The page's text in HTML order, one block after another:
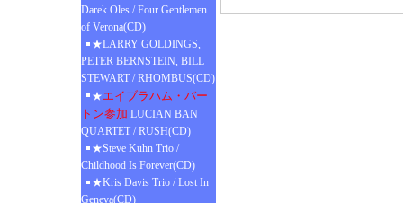
Darek Oles / Four Gentlemen
of Verona(CD)
★LARRY GOLDINGS,
PETER BERNSTEIN, BILL
STEWART / RHOMBUS(CD)
★エイブラハム・バー
トン参加 LUCIAN BAN
QUARTET / RUSH(CD)
★Steve Kuhn Trio /
Childhood Is Forever(CD)
★Kris Davis Trio / Lost In
Geneva(CD)